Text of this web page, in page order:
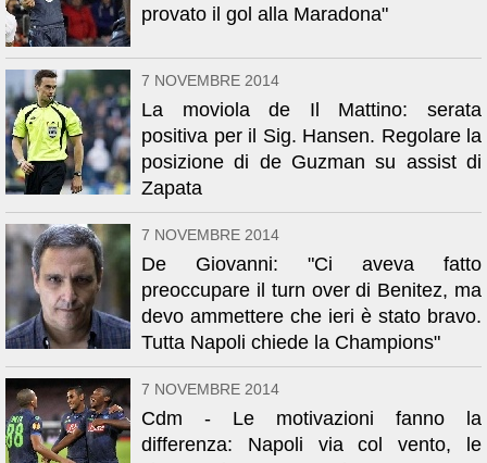
provato il gol alla Maradona"
7 NOVEMBRE 2014
La moviola de Il Mattino: serata
positiva per il Sig. Hansen. Regolare la
posizione di de Guzman su assist di
Zapata
7 NOVEMBRE 2014
De Giovanni: "Ci aveva fatto
preoccupare il turn over di Benitez, ma
devo ammettere che ieri è stato bravo.
Tutta Napoli chiede la Champions"
7 NOVEMBRE 2014
Cdm - Le motivazioni fanno la
differenza: Napoli via col vento, le